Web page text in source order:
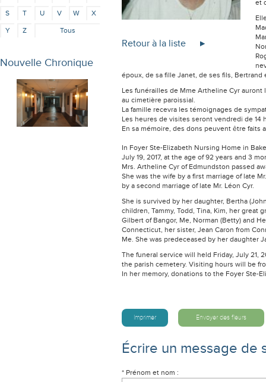
S
T U V W
X
Y
Z Tous
Retour à la liste
et
époux, de sa fille Janet, de ses fils,
Les funérailles de Mme Artheline Cyr auront
au cimetière paroissial.
La famille recevra les témoignages de
Les heures de visites seront vendredi de 14
En sa mémoire, des dons peuvent être faits
In Foyer Ste-Elizabeth Nursing Home in
July 19, 2017, at the age of 92 years and 3
Mrs. Artheline Cyr of Edmundston passed
She was the wife by a first marriage of late
by a second marriage of late Mr. Léon Cyr.
She is survived by her daughter, Bertha
children, Tammy, Todd, Tina, Kim, her great
Gilbert of Bangor, Me, Norman (Betty) and
Connecticut, her sister, Jean Caron from
Me. She was predeceased by her daughter
The funeral service will held Friday, July 21,
the parish cemetery. Visiting hours will be
In her memory, donations to the Foyer Ste-
Imprimer Envoyer des fleurs
Écrire un message de
* Prénom et nom :
Nouvelle Chronique